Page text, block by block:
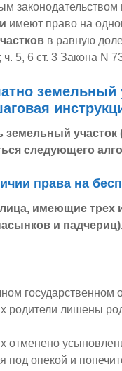
законодательством
имеют право на
в равную
5, 6 ст. 3 Закона N
земельный
земельный
следующего
права на
имеющие трех
и
государственном
родители лишены
отменено
под опекой и